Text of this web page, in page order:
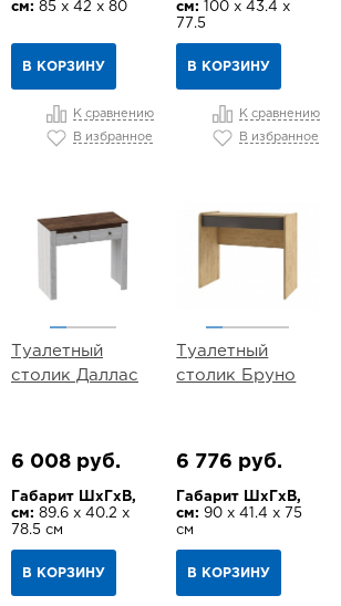
см: 85 х 42 х 80
В КОРЗИНУ
К сравнению
В избранное
см:
100 х 43.4 х
77.5
В КОРЗИНУ
К сравнению
В избранное
Туалетный
столик Даллас
6 008 руб.
Габарит ШхГхВ,
см: 89.6 х 40.2 х
78.5 см
В КОРЗИНУ
Туалетный
столик Бруно
6 776 руб.
Габарит ШхГхВ,
см: 90 х 41.4 х 75
см
В КОРЗИНУ